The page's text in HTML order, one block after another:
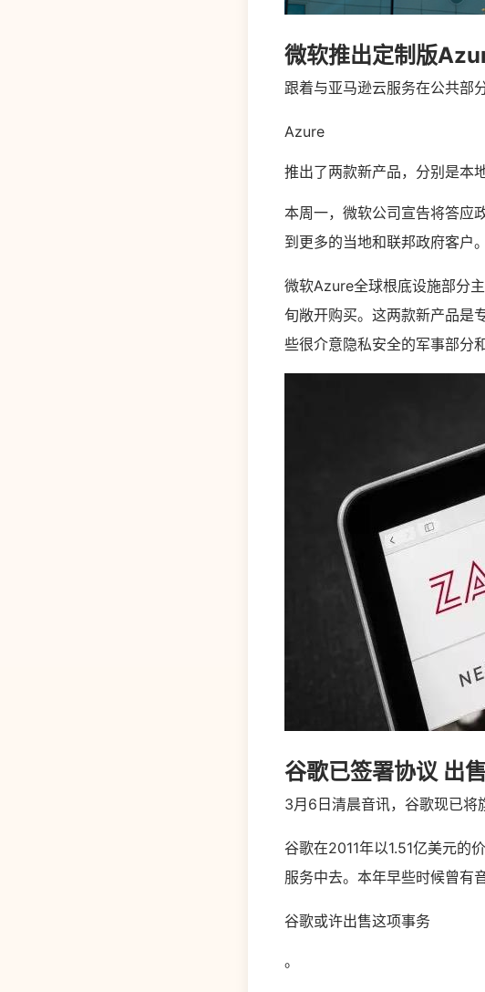
微软推出定制版
跟着与亚马逊云服务在公共部
Azure
推出了两款新产品，分别是本
本周一，微软公司宣告将答应
到更多的当地和联邦政府客户。
微软Azure全球根底设施部分
旬敞开购买。这两款新产品是
些很介意隐私安全的军事部分
谷歌已签署协议 出
3月6日清晨音讯，谷歌现已将
谷歌在2011年以1.51亿美元的
服务中去。本年早些时候曾有
谷歌或许出售这项事务
。